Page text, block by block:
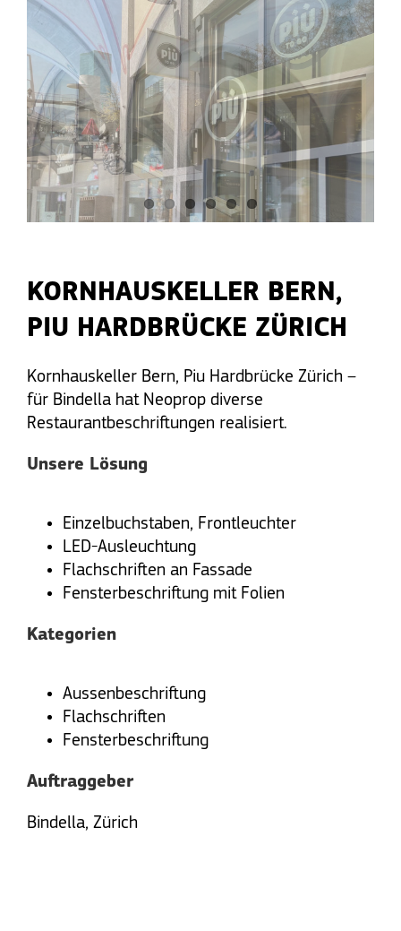
KORNHAUSKELLER BERN,
PIU HARDBRÜCKE ZÜRICH
Kornhauskeller Bern, Piu Hardbrücke Zürich –
für Bindella hat Neoprop diverse
Restaurantbeschriftungen realisiert.
Unsere Lösung
Einzelbuchstaben, Frontleuchter
LED-Ausleuchtung
Flachschriften an Fassade
Fensterbeschriftung mit Folien
Kategorien
Aussenbeschriftung
Flachschriften
Fensterbeschriftung
Auftraggeber
Bindella, Zürich